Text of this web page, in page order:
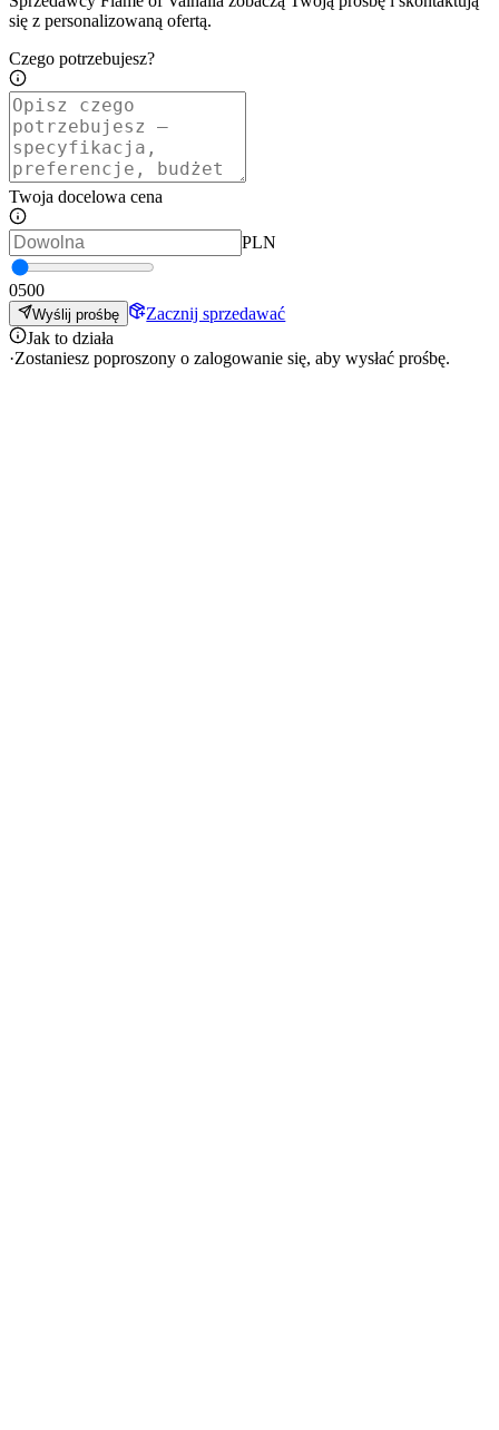
się z personalizowaną ofertą.
Czego potrzebujesz?
Twoja docelowa cena
PLN
0500
Wyślij prośbę
Zacznij sprzedawać
Jak to działa
·Zostaniesz poproszony o zalogowanie się, aby wysłać prośbę.